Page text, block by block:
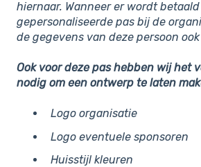
hiernaar. Wanneer er wordt
gepersonaliseerde pas bij de
de gegevens van deze persoon
Ook voor deze pas hebben wij het
nodig om een ontwerp te laten
Logo organisatie
Logo eventuele sponsoren
Huisstijl kleuren